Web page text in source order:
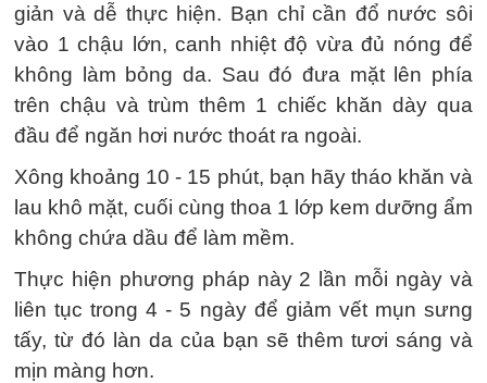
giản và dễ thực hiện. Bạn chỉ cần đổ nước sôi
vào 1 chậu lớn, canh nhiệt độ vừa đủ nóng để
không làm bỏng da. Sau đó đưa mặt lên phía
trên chậu và trùm thêm 1 chiếc khăn dày qua
đầu để ngăn hơi nước thoát ra ngoài.
Xông khoảng 10 - 15 phút, bạn hãy tháo khăn và
lau khô mặt, cuối cùng thoa 1 lớp kem dưỡng ẩm
không chứa dầu để làm mềm.
Thực hiện phương pháp này 2 lần mỗi ngày và
liên tục trong 4 - 5 ngày để giảm vết mụn sưng
tấy, từ đó làn da của bạn sẽ thêm tươi sáng và
mịn màng hơn.